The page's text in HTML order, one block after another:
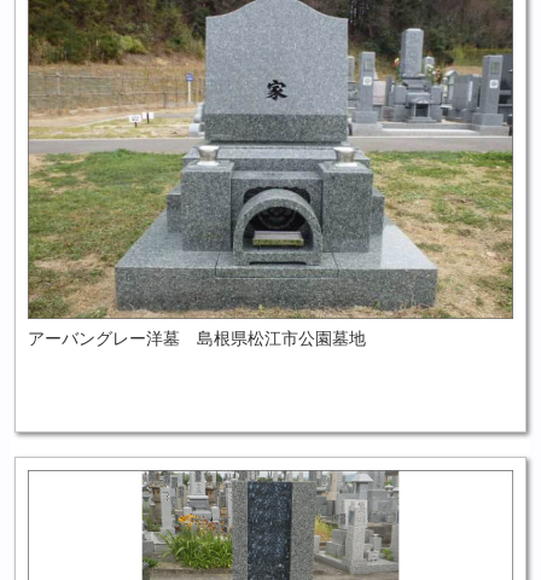
アーバングレー洋墓 島根県松江市公園墓地